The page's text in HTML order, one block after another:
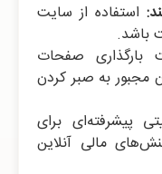
استفاده از سایت
باشد.
صفحات
مجبور به صبر کردن
پیشرفته‌ای برای
مالی آنلاین